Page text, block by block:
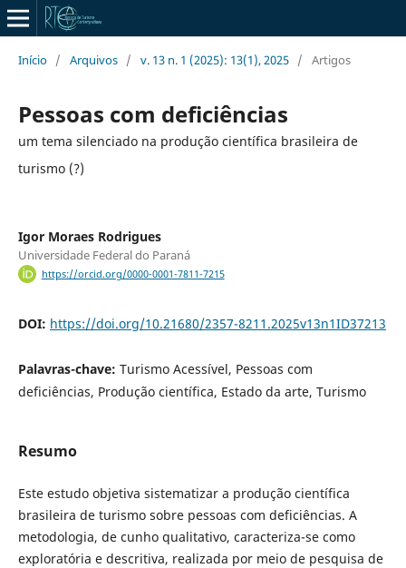
Início / Arquivos / v. 13 n. 1 (2025): 13(1), 2025 / Artigos
Pessoas com deficiências
um tema silenciado na produção científica brasileira de
turismo (?)
Igor Moraes Rodrigues
Universidade Federal do Paraná
https://orcid.org/0000-0001-7811-7215
DOI: https://doi.org/10.21680/2357-8211.2025v13n1ID37213
Palavras-chave: Turismo Acessível, Pessoas com
deficiências, Produção científica, Estado da arte, Turismo
Resumo
Este estudo objetiva sistematizar a produção científica
brasileira de turismo sobre pessoas com deficiências. A
metodologia, de cunho qualitativo, caracteriza-se como
exploratória e descritiva, realizada por meio de pesquisa de